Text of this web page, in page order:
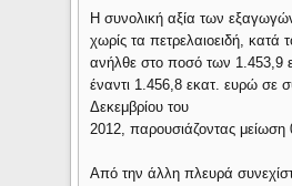
Η συνολική αξία των
χωρίς τα πετρελαιοειδή, κατά
ανήλθε στο ποσό των 1.453,9
έναντι 1.456,8 εκατ. ευρώ σε
Δεκεμβρίου του
2012, παρουσιάζοντας μείωση
Από την άλλη πλευρά